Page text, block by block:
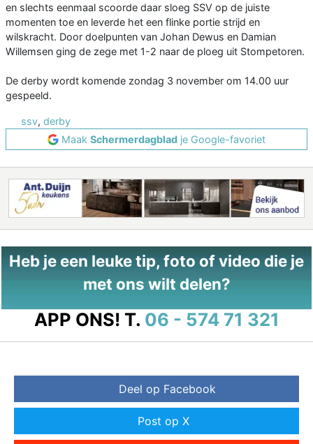
en slechts eenmaal scoorde daar sloeg SSV op de juiste
momenten toe en leverde het een flinke portie strijd en
wilskracht. Door doelpunten van Johan Dewus en Damian
Willemsen ging de zege met 1-2 naar de ploeg uit Stompetoren.
De derby wordt komende zondag 3 november om 14.00 uur
gespeeld.
ssv, derby
Maak Schermerdagblad je Google-favoriet
Heb je een leuke tip, foto of video die je
met ons wilt delen?
APP ONS! T. 06 - 574 71 321
Deel op Facebook
Post op X